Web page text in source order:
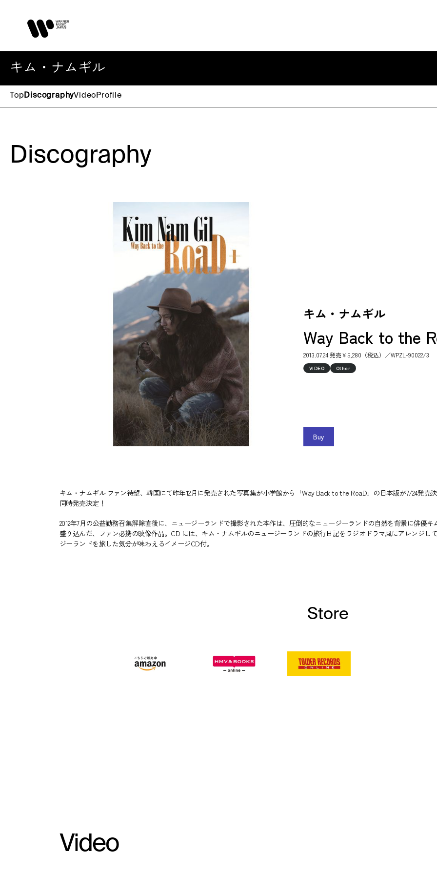
キム・ナムギル
Top DiscographyVideo Profile
Discography
キム・ナムギル
Way Back to the
2013.07.24 発売￥5,280（税込）／WPZL-90022/3
VIDEO Other
Buy
キム・ナムギル ファン待望、韓国にて昨年12月に発売された写真集が小学館から「Way Back to the RoaD」の日本版が7/24発売
同時発売決定！
2012年7月の公益勤務召集解除直後に、ニュージーランドで撮影された本作は、圧倒的なニュージーランドの自然を背景に俳優
盛り込んだ、ファン必携の映像作品。CD には、キム・ナムギルのニュージーランドの旅行日記をラジオドラマ風にアレンジし
ジーランドを旅した気分が味わえるイメージCD付。
Store
Video